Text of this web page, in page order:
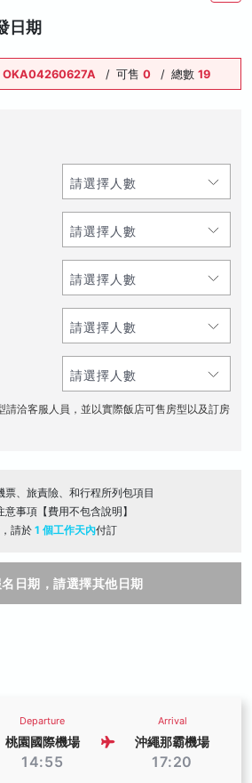
日期
OKA04260627A / 可售 0 / 總數 19
請洽客服人員，並以實際飯店可售房型以及訂房
票、旅責險、和行程所列包項目
意事項【費用不包含說明】
請於 1 個工作天內付訂
日期，請選擇其他日期
Departure
桃園國際機場
14:55
Arrival
沖繩那霸機場
17:20